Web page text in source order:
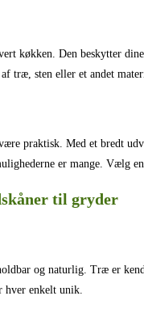
køkken. Den beskytter
træ, sten eller et andet
praktisk. Med et bredt
er mange. Vælg
til gryder
og naturlig. Træ er
hver enkelt unik.